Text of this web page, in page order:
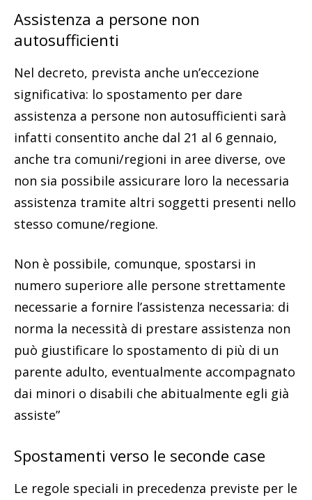
Assistenza a persone non
autosufficienti
Nel decreto, prevista anche un’eccezione
significativa: lo spostamento per dare
assistenza a persone non autosufficienti sarà
infatti consentito anche dal 21 al 6 gennaio,
anche tra comuni/regioni in aree diverse, ove
non sia possibile assicurare loro la necessaria
assistenza tramite altri soggetti presenti nello
stesso comune/regione.
Non è possibile, comunque, spostarsi in
numero superiore alle persone strettamente
necessarie a fornire l’assistenza necessaria: di
norma la necessità di prestare assistenza non
può giustificare lo spostamento di più di un
parente adulto, eventualmente accompagnato
dai minori o disabili che abitualmente egli già
assiste”
Spostamenti verso le seconde case
Le regole speciali in precedenza previste per le